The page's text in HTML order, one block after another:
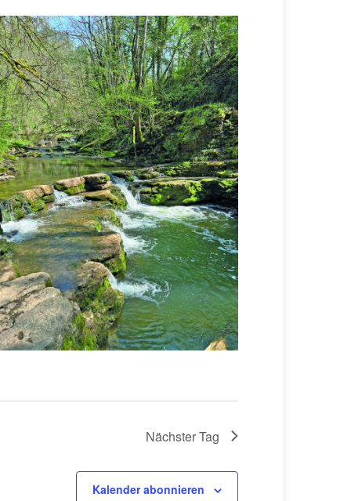
Nächster Tag
Kalender abonnieren